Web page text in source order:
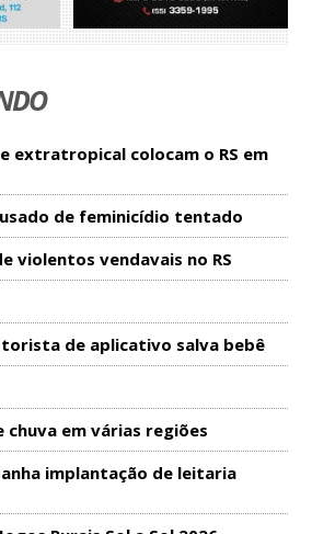
extratropical colocam o RS em
de feminicídio tentado
violentos vendavais no RS
de aplicativo salva bebê
chuva em várias regiões
implantação de leitaria